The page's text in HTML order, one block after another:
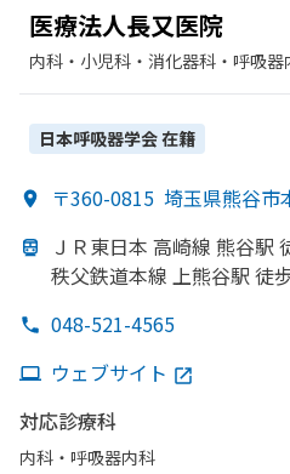
医療法人長又医院
内科・​小児科・​消化器科・​呼吸
日本呼吸器学会在籍
〒360-0815 埼玉県熊谷市
ＪＲ東日本 高崎線 熊谷駅
秩父鉄道本線 上熊谷駅 徒
048-521-4565
ウェブサイト
対応診療科
内科・​呼吸器内科